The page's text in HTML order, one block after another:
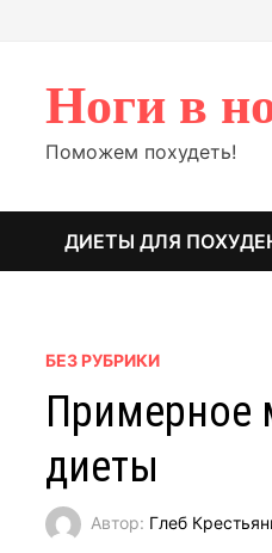
Ноги в
Поможем похудеть!
ДИЕТЫ ДЛЯ
БЕЗ РУБРИКИ
Примерное
диеты
Автор: Глеб